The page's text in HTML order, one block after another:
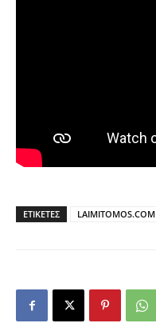
ΕΤΙΚΕΤΕΣ LAIMITOMOS.COM